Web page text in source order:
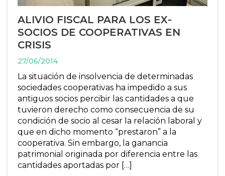
ALIVIO FISCAL PARA LOS EX-
SOCIOS DE COOPERATIVAS EN
CRISIS
27/06/2014
La situación de insolvencia de determinadas
sociedades cooperativas ha impedido a sus
antiguos socios percibir las cantidades a que
tuvieron derecho como consecuencia de su
condición de socio al cesar la relación laboral y
que en dicho momento “prestaron” a la
cooperativa. Sin embargo, la ganancia
patrimonial originada por diferencia entre las
cantidades aportadas por […]